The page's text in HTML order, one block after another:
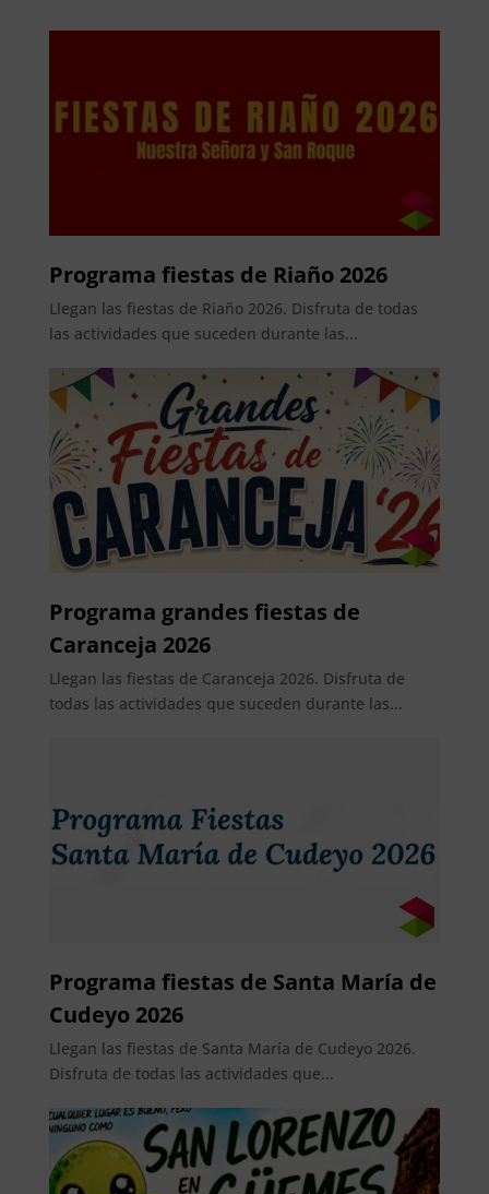
Programa fiestas de Riaño 2026
Llegan las fiestas de Riaño 2026. Disfruta de todas
las actividades que suceden durante las...
Programa grandes fiestas de
Caranceja 2026
Llegan las fiestas de Caranceja 2026. Disfruta de
todas las actividades que suceden durante las...
Programa fiestas de Santa María de
Cudeyo 2026
Llegan las fiestas de Santa María de Cudeyo 2026.
Disfruta de todas las actividades que...